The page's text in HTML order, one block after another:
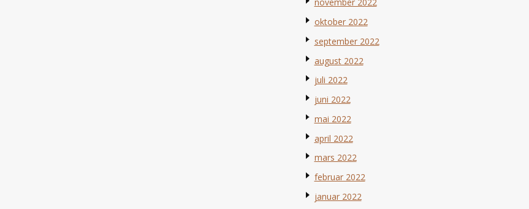
oktober 2022
september 2022
august 2022
juli 2022
juni 2022
mai 2022
april 2022
mars 2022
februar 2022
januar 2022